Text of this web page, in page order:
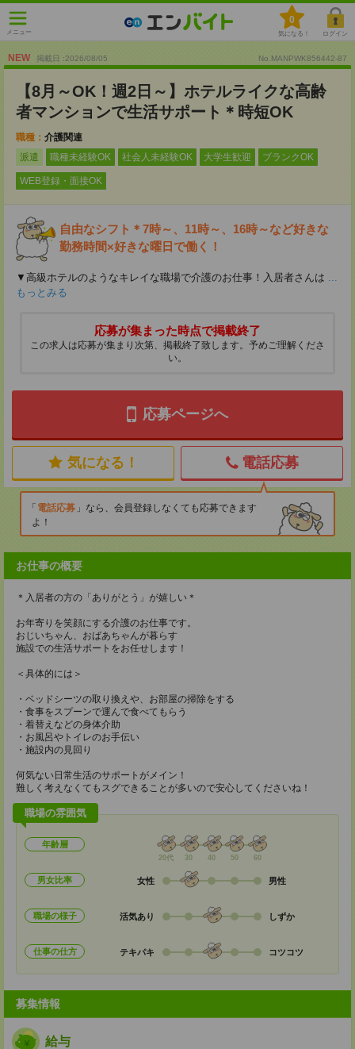
メニュー
0
気になる！ ログイン
NEW 掲載日 :2026/08/05 No.MANPWK856442-87
【8月～OK！週2日～】ホテルライクな高齢
者マンションで生活サポート＊時短OK
職種： 介護関連
派遣
職種未経験OK 社会人未経験OK 大学生歓迎 ブランクOK
WEB登録・面接OK
自由なシフト＊7時～、11時～、16時～など好きな
勤務時間×好きな曜日で働く！
▼高級ホテルのようなキレイな職場で介護のお仕事！入居者さんは ...
もっとみる
応募が集まった時点で掲載終了
この求人は応募が集まり次第、掲載終了致します。予めご理解くださ
い。
応募ページへ
気になる！ 電話応募
電話応募
なら、会員登録しなくても応募できます
よ！
お仕事の概要
＊入居者の方の「ありがとう」が嬉しい＊
お年寄りを笑顔にする介護のお仕事です。
おじいちゃん、おばあちゃんが暮らす
施設での生活サポートをお任せします！
＜具体的には＞
・ベッドシーツの取り換えや、お部屋の掃除をする
・食事をスプーンで運んで食べてもらう
・着替えなどの身体介助
・お風呂やトイレのお手伝い
・施設内の見回り
何気ない日常生活のサポートがメイン！
難しく考えなくてもスグできることが多いので安心してくださいね！
職場の雰囲気
年齢層
20代 30 40 50 60
男女比率 女性 男性
職場の様子 活気あり しずか
仕事の仕方 テキパキ コツコツ
募集情報
給与